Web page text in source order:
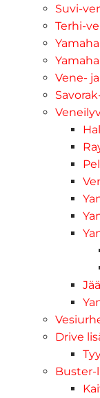
Suvi-
Terhi-
Vene-
Drive
Buster-